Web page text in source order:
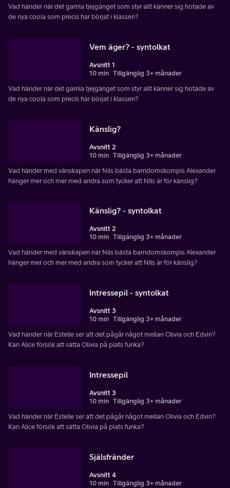
Vad händer när det gamla tjejgänget som styr allt känner sig hotade av
de nya coola som precis har börjat i klassen?
Vem äger? - syntolkat
Avsnitt 1
10 min Tillgänglig 3+ månader
Vad händer när det gamla tjejgänget som styr allt känner sig hotade av
de nya coola som precis har börjat i klassen?
Känslig?
Avsnitt 2
10 min Tillgänglig 3+ månader
Vad händer med vänskapen när Nils bästa barndomskompis Alexander
hänger mer och mer med andra som tycker att NIls är för känslig?
Känslig? - syntolkat
Avsnitt 2
10 min Tillgänglig 3+ månader
Vad händer med vänskapen när Nils bästa barndomskompis Alexander
hänger mer och mer med andra som tycker att NIls är för känslig?
Intressepil - syntolkat
Avsnitt 3
10 min Tillgänglig 3+ månader
Vad händer när Estelle ser att det pågår något mellan Olivia och Edvin?
Kan Alice försök att sätta Olivia på plats funka?
Intressepil
Avsnitt 3
10 min Tillgänglig 3+ månader
Vad händer när Estelle ser att det pågår något mellan Olivia och Edvin?
Kan Alice försök att sätta Olivia på plats funka?
Själsfränder
Avsnitt 4
10 min Tillgänglig 3+ månader